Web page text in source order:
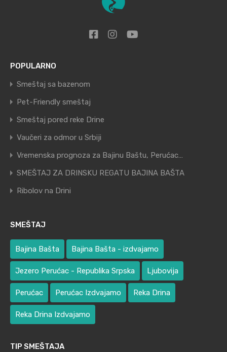
POPULARNO
Smeštaj sa bazenom
Pet-Friendly smeštaj
Smeštaj pored reke Drine
Vaučeri za odmor u Srbiji
Vremenska prognoza za Bajinu Baštu, Perućac…
SMEŠTAJ ZA DRINSKU REGATU BAJINA BAŠTA
Ribolov na Drini
SMEŠTAJ
Bajina Bašta Bajina Bašta - izdvajamo
Jezero Perućac - Republika Srpska Ljubovija
Perućac Perućac Izdvajamo Reka Drina
Reka Drina Izdvajamo
TIP SMEŠTAJA